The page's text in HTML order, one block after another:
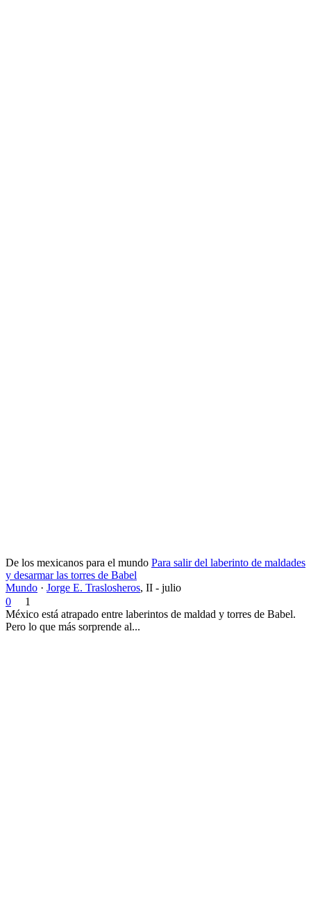
De los mexicanos para el mundo Para salir del laberinto de maldades
y desarmar las torres de Babel
Mundo · Jorge E. Traslosheros, II - julio
0
1
México está atrapado entre laberintos de maldad y torres de Babel.
Pero lo que más sorprende al...